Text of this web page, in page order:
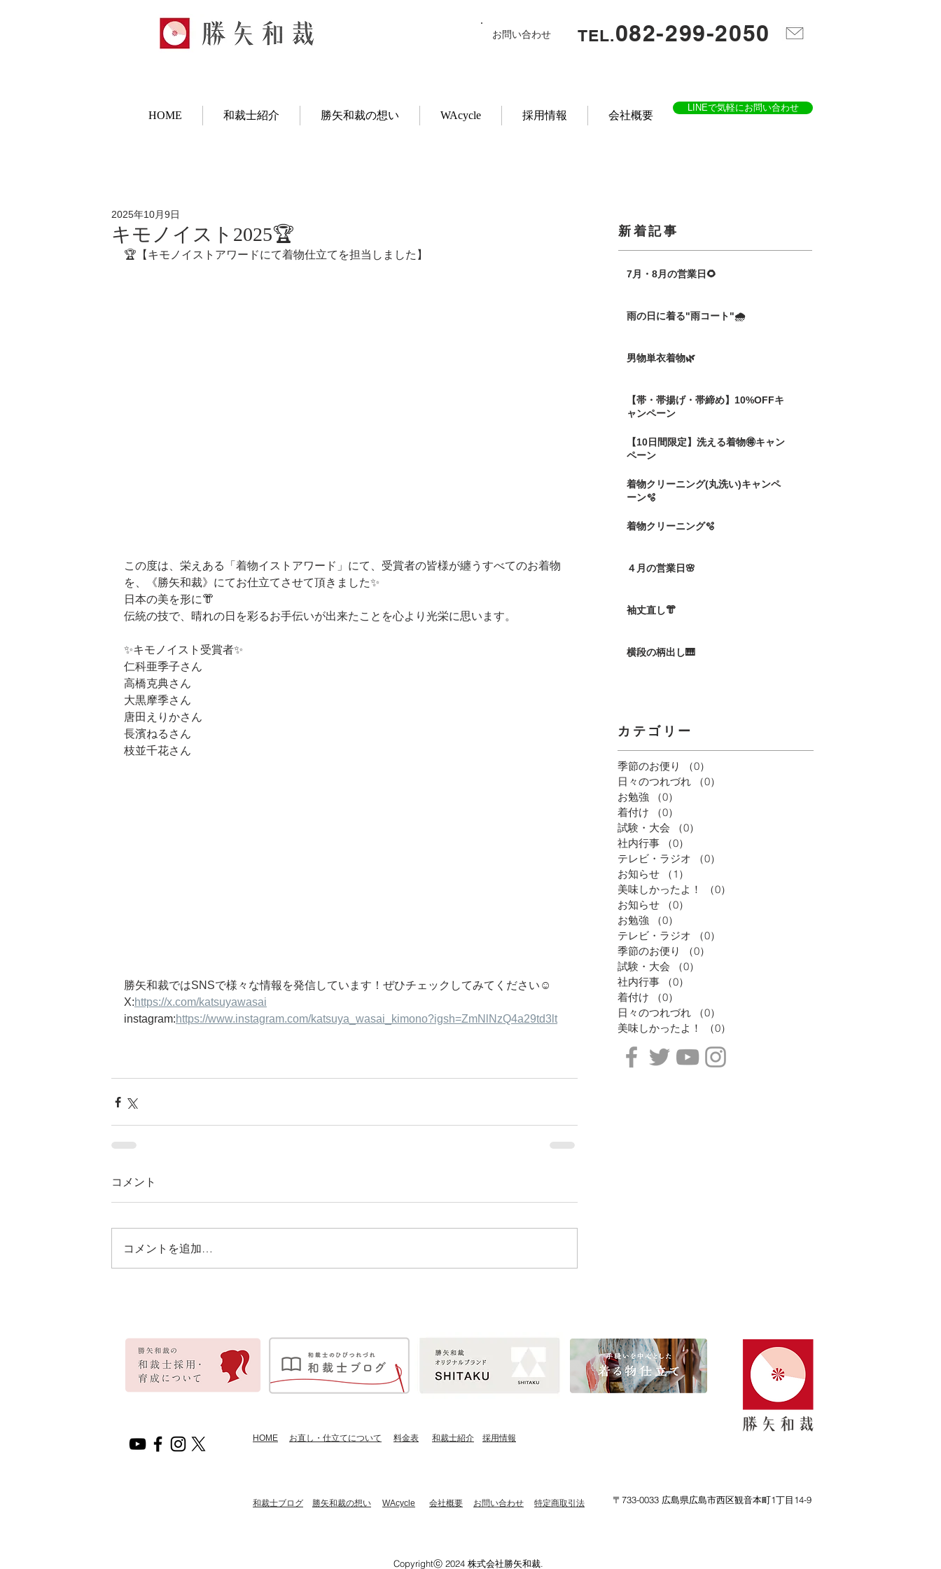
お問い合わせ TEL.082-299-2050
HOME 和裁士紹介 勝矢和裁の想い WAcycle 採用情報 会社概要
LINEで気軽にお問い合わせ
​新着記事
7月・8月の営業日🌻
雨の日に着る"雨コート"🌧️
男物単衣着物🌿
【帯・帯揚げ・帯締め】10%OFFキ
ャンペーン
【10日間限定】洗える着物🉐キャン
ペーン
着物クリーニング(丸洗い)キャンペ
ーン🫧
着物クリーニング🫧
４月の営業日🌸
袖丈直し👘
横段の柄出し🎹
カテゴリー
季節のお便り （0）
日々のつれづれ
（0）
お勉強
（0）
着付け
（0）
試験・大会
（0）
社内行事
（0）
テレビ・ラジオ
（0）
お知らせ
（1）
美味しかったよ！
（0）
お知らせ
（0）
お勉強
（0）
テレビ・ラジオ
（0）
季節のお便り
（0）
試験・大会
（0）
社内行事
（0）
着付け
（0）
日々のつれづれ
（0）
美味しかったよ！
（0）
キモノイスト2025🏆
2025年10月9日
🏆【キモノイストアワードにて着物仕立てを担当しました】
この度は、栄えある「着物イストアワード」にて、受賞者の皆様が纏うすべてのお着物
を、《勝矢和裁》にてお仕立てさせて頂きました✨
日本の美を形に👘
伝統の技で、晴れの日を彩るお手伝いが出来たことを心より光栄に思います。
✨キモノイスト受賞者✨
仁科亜季子さん
高橋克典さん
大黒摩季さん
唐田えりかさん
長濱ねるさん
枝並千花さん
勝矢和裁ではSNSで様々な情報を発信しています！ぜひチェックしてみてください☺️
X:https://x.com/katsuyawasai
instagram:https://www.instagram.com/katsuya_wasai_kimono?igsh=ZmNlNzQ4a29td3lt
コメント
コメントを追加…
HOME ​お直し・仕立てについて ​料金表 ​和裁士紹介 ​採用情報
​和裁士ブログ ​勝矢和裁の想い ​WAcycle 会社概要 お問い合わせ 特定商取引法 〒733-0033 広島県広島市西区観音本町1丁目14-9
Copyrightⓒ 2024 株式会社勝矢和裁.